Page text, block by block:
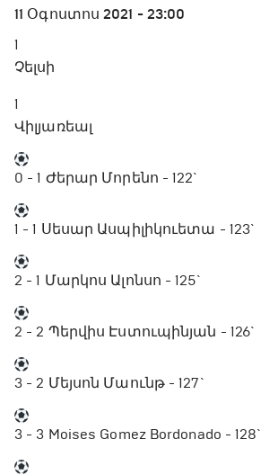
11 Օգոստոս 2021 - 23:00
1
Չելսի
1
Վիլյառեալ
0 - 1 Ժերար Մորենո - 122`
1 - 1 Սեսար Ասպիլիկուետա - 123`
2 - 1 Մարկոս Ալոնսո - 125`
2 - 2 Պերվիս Էստուպինյան - 126`
3 - 2 Մեյսոն Մաունթ - 127`
3 - 3 Moises Gomez Bordonado - 128`